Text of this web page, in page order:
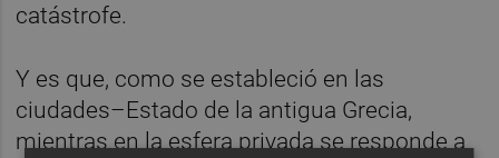
catástrofe.
Y es que, como se estableció en las
ciudades–Estado de la antigua Grecia,
mientras en la esfera privada se responde a